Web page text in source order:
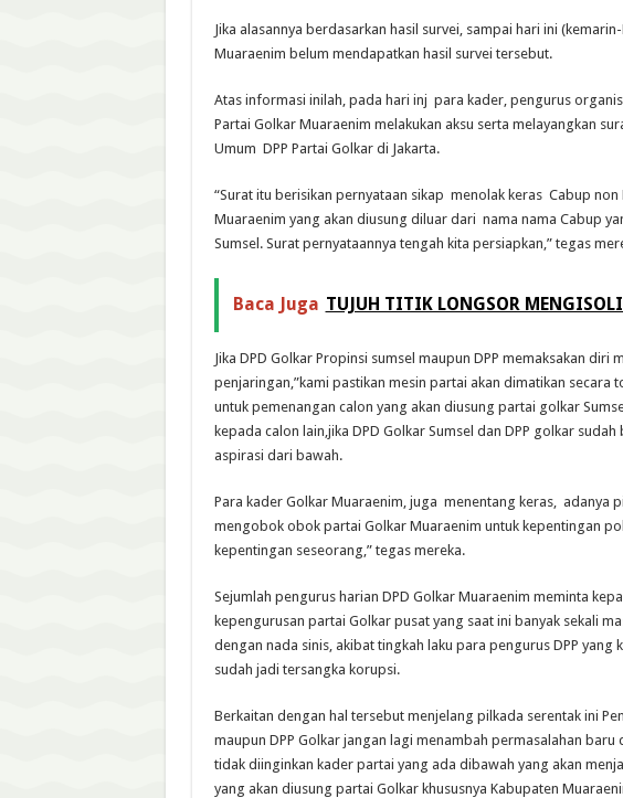
Jika alasannya berdasarkan hasil survei, sampai hari ini
Muaraenim belum mendapatkan hasil survei tersebut.
Atas informasi inilah, pada hari inj para kader, pengurus
Partai Golkar Muaraenim melakukan aksu serta melayangkan
Umum DPP Partai Golkar di Jakarta.
“Surat itu berisikan pernyataan sikap menolak keras Cabup
Muaraenim yang akan diusung diluar dari nama nama Cabup
Sumsel. Surat pernyataannya tengah kita persiapkan,” tegas
Baca Juga TUJUH TITIK LONGSOR
Jika DPD Golkar Propinsi sumsel maupun DPP memaksakan
penjaringan,”kami pastikan mesin partai akan dimatikan secara
untuk pemenangan calon yang akan diusung partai golkar
kepada calon lain,jika DPD Golkar Sumsel dan DPP golkar
aspirasi dari bawah.
Para kader Golkar Muaraenim, juga menentang keras, adanya
mengobok obok partai Golkar Muaraenim untuk kepentingan
kepentingan seseorang,” tegas mereka.
Sejumlah pengurus harian DPD Golkar Muaraenim meminta
kepengurusan partai Golkar pusat yang saat ini banyak sekali
dengan nada sinis, akibat tingkah laku para pengurus DPP yang
sudah jadi tersangka korupsi.
Berkaitan dengan hal tersebut menjelang pilkada serentak ini
maupun DPP Golkar jangan lagi menambah permasalahan
tidak diinginkan kader partai yang ada dibawah yang akan
yang akan diusung partai Golkar khususnya Kabupaten